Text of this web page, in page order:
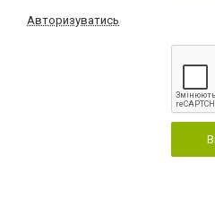
Авторизуватись